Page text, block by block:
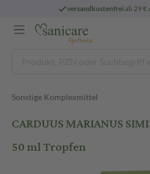
versandkostenfreiab 29 €
Sonstige Komplexmittel
CARDUUS MARIANUS
50 ml Tropfen